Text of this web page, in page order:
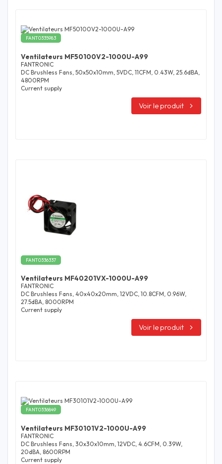
FANT0335983
Ventilateurs MF50100V2-1000U-A99
FANTRONIC
DC Brushless Fans, 50x50x10mm, 5VDC, 11CFM, 0.43W, 25.6dBA,
4800RPM
Current supply
Voir le produit
FANT0336337
Ventilateurs MF40201VX-1000U-A99
FANTRONIC
DC Brushless Fans, 40x40x20mm, 12VDC, 10.8CFM, 0.96W,
27.5dBA, 8000RPM
Current supply
Voir le produit
FANT0336849
Ventilateurs MF30101V2-1000U-A99
FANTRONIC
DC Brushless Fans, 30x30x10mm, 12VDC, 4.6CFM, 0.39W,
20dBA, 8600RPM
Current supply